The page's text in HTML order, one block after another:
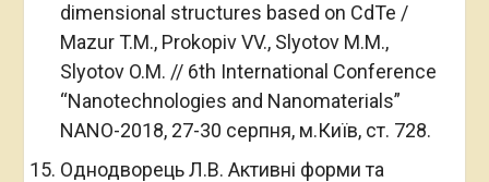
dimensional structures based on CdTe /
Mazur T.M., Prokopiv VV., Slyotov M.M.,
Slyotov O.M. // 6th International Conference
“Nanotechnologies and Nanomaterials”
NANO-2018, 27-30 серпня, м.Київ, ст. 728.
Однодворець Л.В. Активні форми та